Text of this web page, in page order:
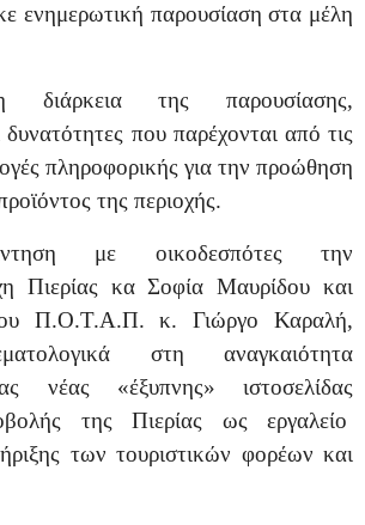
ενημερωτική παρουσίαση στα μέλη
της παρουσίασης,
που παρέχονται από τις
πληροφορικής για την προώθηση
της περιοχής.
με οικοδεσπότες την
Πιερίας κα Σοφία Μαυρίδου και
Π.Ο.Τ.Α.Π. κ. Γιώργο Καραλή,
στη αναγκαιότητα
νέας «έξυπνης» ιστοσελίδας
της Πιερίας ως εργαλείο
των τουριστικών φορέων και